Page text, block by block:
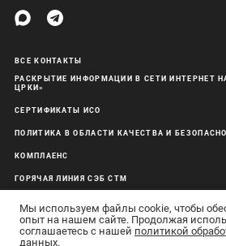
ВСЕ КОНТАКТЫ
РАСКРЫТИЕ ИНФОРМАЦИИ В СЕТИ ИНТЕРНЕТ
ЦРКИ»
СЕРТИФИКАТЫ ИСО
ПОЛИТИКА В ОБЛАСТИ КАЧЕСТВА И
КОМПЛАЕНС
ГОРЯЧАЯ ЛИНИЯ СЭБ СТМ
Мы используем файлы cookie, чтобы
опыт на нашем сайте. Продолжая
соглашаетесь с нашей политикой
данных.